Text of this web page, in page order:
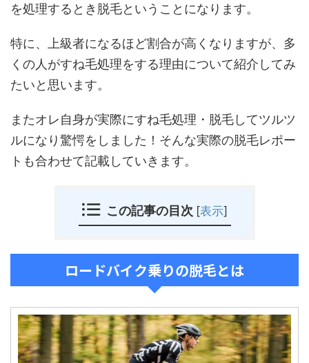
を処理するとき脱毛ということになります。
特に、上級者になるほど割合が高くなりますが、多
くの人がすね毛処理をする理由について紹介してみ
たいと思います。
またオレ自身が実際にすね毛処理・脱毛してツルツ
ルになり驚愕をしました！そんな実際の脱毛レポー
トも合わせて記載していきます。
この記事の目次 [表示]
ロードバイク乗りの脱毛とは